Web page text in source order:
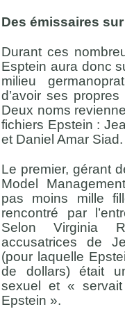
Des émissaires
Durant ces
Esptein aura donc
milieu
d’avoir ses
Deux noms
fichiers Epstein :
et Daniel Amar Siad.
Le premier, gérant
Model
pas moins mille
rencontré par
Selon Virginia
accusatrices de
(pour laquelle
de dollars) était
sexuel et «
Epstein ».